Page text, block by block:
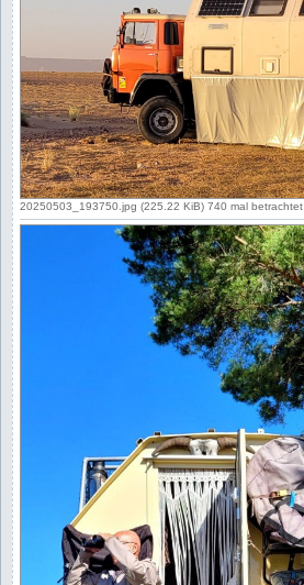
20250503_193750.jpg (225.22 KiB) 740 mal betrachtet